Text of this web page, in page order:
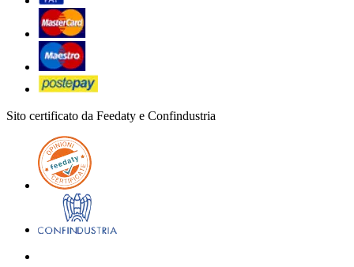
Sito certificato da Feedaty e Confindustria